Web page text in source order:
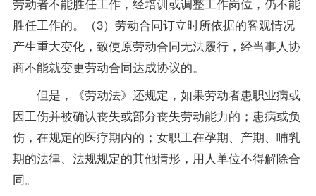
胜任工作的。（3）劳动合同订立时所依据的客观情况
产生重大变化，致使原劳动合同无法履行，经当事人协
商不能就变更劳动合同达成协议的。
但是，《劳动法》还规定，如果劳动者患职业病或
因工伤并被确认丧失或部分丧失劳动能力的；患病或负
伤，在规定的医疗期内的；女职工在孕期、产期、哺乳
期的法律、法规规定的其他情形，用人单位不得解除合
同。